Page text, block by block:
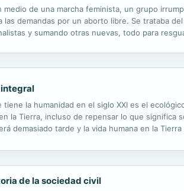
medio de una marcha feminista, un grupo
demandas por un aborto libre. Se trataba
y sumando otras nuevas, todo para
integral
tiene la humanidad en el siglo XXI es el
la Tierra, incluso de repensar lo que
demasiado tarde y la vida humana en la
de la sociedad civil